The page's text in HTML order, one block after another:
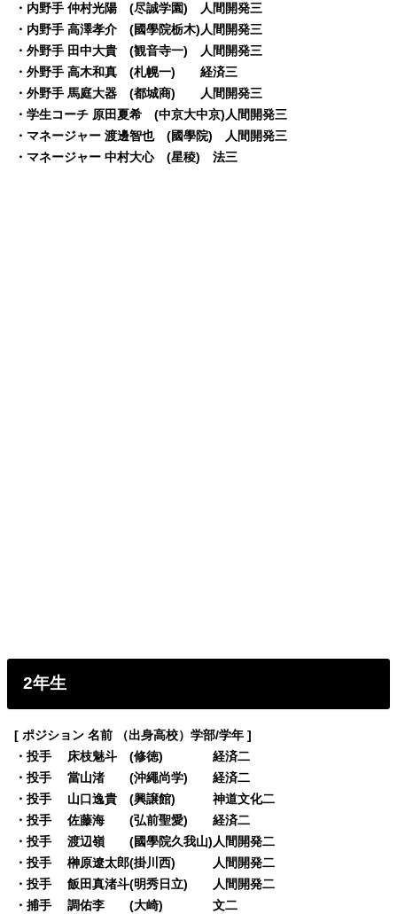
・内野手 仲村光陽 (尽誠学園) 人間開発三
・内野手 高澤孝介 (國學院栃木)人間開発三
・外野手 田中大貴 (観音寺一) 人間開発三
・外野手 高木和真 (札幌一) 経済三
・外野手 馬庭大器 (都城商) 人間開発三
・学生コーチ 原田夏希 (中京大中京)人間開発三
・マネージャー 渡邊智也 (國學院) 人間開発三
・マネージャー 中村大心 (星稜) 法三
2年生
[ ポジション 名前 （出身高校）学部/学年 ]
・投手 床枝魅斗 (修徳) 経済二
・投手 當山渚 (沖繩尚学) 経済二
・投手 山口逸貴 (興譲館) 神道文化二
・投手 佐藤海 (弘前聖愛) 経済二
・投手 渡辺嶺 (國學院久我山)人間開発二
・投手 榊原遼太郎(掛川西) 人間開発二
・投手 飯田真渚斗(明秀日立) 人間開発二
・捕手 調佑李 (大崎) 文二